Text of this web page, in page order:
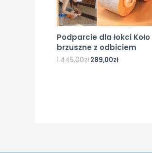
Podparcie dla łokci Koło
brzuszne z odbiciem
1.445,00zł 289,00zł